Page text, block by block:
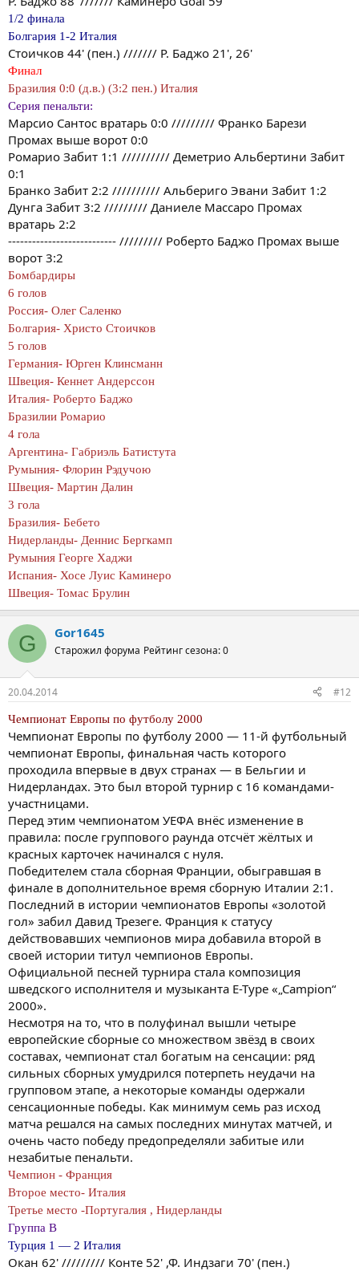
1/2 финала
Болгария 1-2 Италия
Стоичков 44' (пен.) /////// Р. Баджо 21', 26'
Финал
Бразилия 0:0 (д.в.) (3:2 пен.) Италия
Серия пенальти:
Марсио Сантос вратарь 0:0 ///////// Франко Барези
Промах выше ворот 0:0
Ромарио Забит 1:1 ////////// Деметрио Альбертини Забит
0:1
Бранко Забит 2:2 ////////// Альбериго Эвани Забит 1:2
Дунга Забит 3:2 ///////// Даниеле Массаро Промах
вратарь 2:2
--------------------------- ///////// Роберто Баджо Промах выше
ворот 3:2
Бомбардиры
6 голов
Россия- Олег Саленко
Болгария- Христо Стоичков
5 голов
Германия- Юрген Клинсманн
Швеция- Кеннет Андерссон
Италия- Роберто Баджо
Бразилии Ромарио
4 гола
Аргентина- Габриэль Батистута
Румыния- Флорин Рэдучою
Швеция- Мартин Далин
3 гола
Бразилия- Бебето
Нидерланды- Деннис Бергкамп
Румыния Георге Хаджи
Испания- Хосе Луис Каминеро
Швеция- Томас Брулин
G Gor1645
Старожил форума Рейтинг сезона: 0
20.04.2014 #12
Чемпионат Европы по футболу 2000
Чемпионат Европы по футболу 2000 — 11-й футбольный
чемпионат Европы, финальная часть которого
проходила впервые в двух странах — в Бельгии и
Нидерландах. Это был второй турнир с 16 командами-
участницами.
Перед этим чемпионатом УЕФА внёс изменение в
правила: после группового раунда отсчёт жёлтых и
красных карточек начинался с нуля.
Победителем стала сборная Франции, обыгравшая в
финале в дополнительное время сборную Италии 2:1.
Последний в истории чемпионатов Европы «золотой
гол» забил Давид Трезеге. Франция к статусу
действовавших чемпионов мира добавила второй в
своей истории титул чемпионов Европы.
Официальной песней турнира стала композиция
шведского исполнителя и музыканта E-Type «„Campion“
2000».
Несмотря на то, что в полуфинал вышли четыре
европейские сборные со множеством звёзд в своих
составах, чемпионат стал богатым на сенсации: ряд
сильных сборных умудрился потерпеть неудачи на
групповом этапе, а некоторые команды одержали
сенсационные победы. Как минимум семь раз исход
матча решался на самых последних минутах матчей, и
очень часто победу предопределяли забитые или
незабитые пенальти.
Чемпион - Франция
Второе место- Италия
Третье место -Португалия , Нидерланды
Группа B
Турция 1 — 2 Италия
Окан 62' ///////// Конте 52' ,Ф. Индзаги 70' (пен.)